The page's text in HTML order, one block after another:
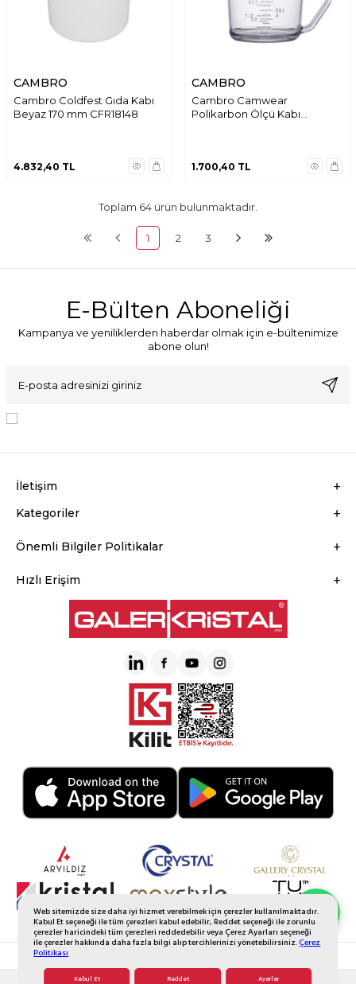
Web sitemizde size daha iyi hizmet verebilmek için çerezler kullanılmaktadır.
Kabul Et seçeneği ile tüm çerezleri kabul edebilir, Reddet seçeneği ile zorunlu
çerezler haricindeki tüm çerezleri reddedebilir veya Çerez Ayarları seçeneği
ile çerezler hakkında daha fazla bilgi alıp tercihlerinizi yönetebilirsiniz.Çerez
Politikası
Kabul Et Reddet Ayarlar
CAMBRO
Cambro Coldfest Gıda Kabı
Beyaz 170 mm CFR18148
4.832,40 TL
CAMBRO
Cambro Camwear
Polikarbon Ölçü Kabı
1.700,40 TL
Toplam 64 ürün bulunmaktadır.
1 2 3
E-Bülten Aboneliği
Kampanya ve yeniliklerden haberdar olmak için e-bültenimize
abone olun!
İletişim
Kategoriler
Önemli Bilgiler Politikalar
Hızlı Erişim
© 2026 Tüm Hakkı Saklıdır. Galerikristal.com.tr
Whatsapp Sipariş